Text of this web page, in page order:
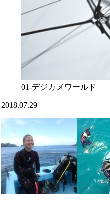
01-デジカメワールド
2018.07.29